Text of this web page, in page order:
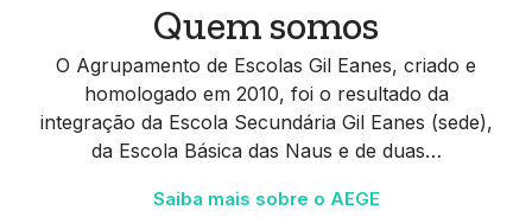
Quem somos
O Agrupamento de Escolas Gil Eanes, criado e
homologado em 2010, foi o resultado da
integração da Escola Secundária Gil Eanes (sede),
da Escola Básica das Naus e de duas…
Saiba mais sobre o AEGE